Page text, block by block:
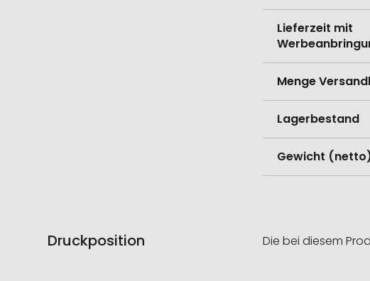
Lieferzeit mit
Menge
Lagerbestand
Gewicht
Druckposition Die bei diesem